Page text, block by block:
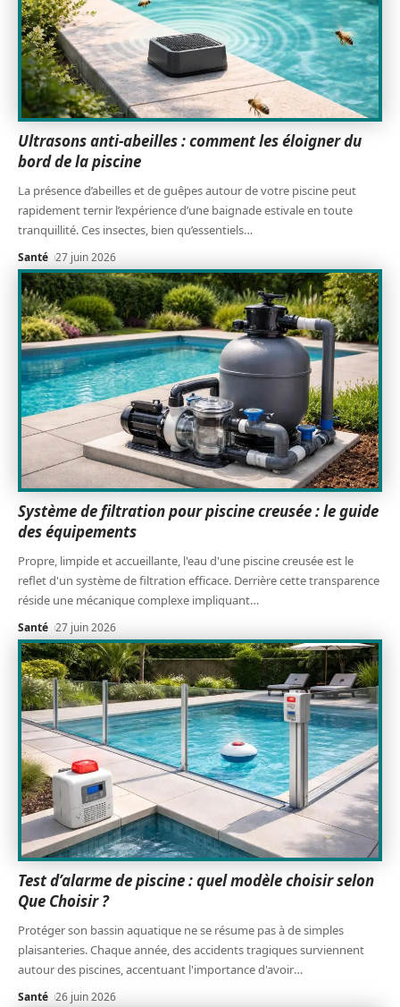
Ultrasons anti-abeilles : comment les éloigner du
bord de la piscine
La présence d’abeilles et de guêpes autour de votre piscine peut
rapidement ternir l’expérience d’une baignade estivale en toute
tranquillité. Ces insectes, bien qu’essentiels…
Santé 27 juin 2026
Système de filtration pour piscine creusée : le guide
des équipements
Propre, limpide et accueillante, l'eau d'une piscine creusée est le
reflet d'un système de filtration efficace. Derrière cette transparence
réside une mécanique complexe impliquant…
Santé 27 juin 2026
Test d’alarme de piscine : quel modèle choisir selon
Que Choisir ?
Protéger son bassin aquatique ne se résume pas à de simples
plaisanteries. Chaque année, des accidents tragiques surviennent
autour des piscines, accentuant l'importance d'avoir…
Santé 26 juin 2026